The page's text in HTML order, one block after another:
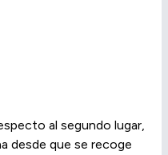
al segundo lugar,
desde que se recoge